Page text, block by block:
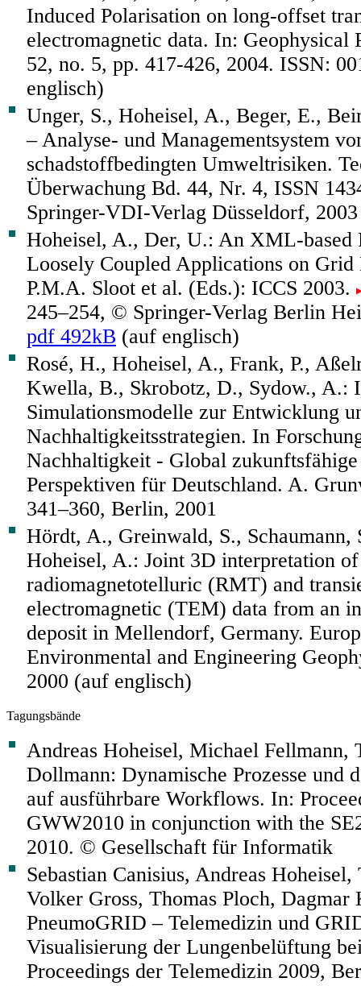
Induced Polarisation on long-offset
electromagnetic data. In: Geophysical
52, no. 5, pp. 417-426, 2004. ISSN:
englisch)
Unger, S., Hoheisel, A., Beger, E.,
– Analyse- und Managementsystem
schadstoffbedingten Umweltrisiken.
Überwachung Bd. 44, Nr. 4, ISSN
Springer-VDI-Verlag Düsseldorf,
Hoheisel, A., Der, U.: An XML-based
Loosely Coupled Applications on Grid
P.M.A. Sloot et al. (Eds.): ICCS 2003.
245–254, © Springer-Verlag Berlin
pdf 492kB (auf englisch)
Rosé, H., Hoheisel, A., Frank, P.,
Kwella, B., Skrobotz, D., Sydow., A.:
Simulationsmodelle zur Entwicklung
Nachhaltigkeitsstrategien. In
Nachhaltigkeit - Global
Perspektiven für Deutschland. A.
341–360, Berlin, 2001
Hördt, A., Greinwald, S., Schaumann,
Hoheisel, A.: Joint 3D interpretation of
radiomagnetotelluric (RMT) and
electromagnetic (TEM) data from an
deposit in Mellendorf, Germany.
Environmental and Engineering
2000 (auf englisch)
Tagungsbände
Andreas Hoheisel, Michael Fellmann,
Dollmann: Dynamische Prozesse und
auf ausführbare Workflows. In:
GWW2010 in conjunction with the
2010. © Gesellschaft für Informatik
Sebastian Canisius, Andreas Hoheisel,
Volker Gross, Thomas Ploch, Dagmar
PneumoGRID – Telemedizin und
Visualisierung der Lungenbelüftung
Proceedings der Telemedizin 2009,